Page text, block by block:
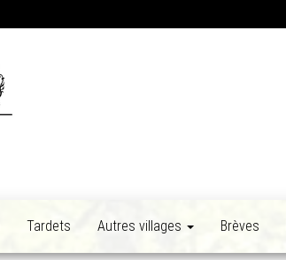
Tardets Autres villages Brèves